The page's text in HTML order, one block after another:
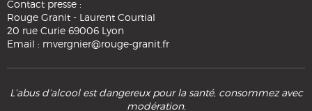
Contact presse :
Rouge Granit - Laurent Courtial
20 rue Curie 69006 Lyon
Email : mvergnier@rouge-granit.fr
L’abus d’alcool est dangereux pour la santé, consommez avec
modération.